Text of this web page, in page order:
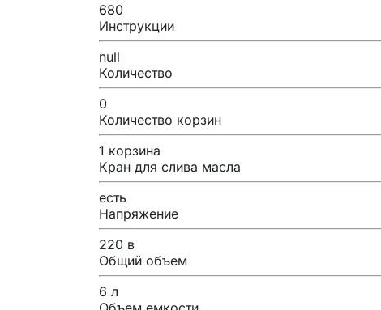
680
Инструкции
null
Количество
0
Количество корзин
1 корзина
Кран для слива масла
есть
Напряжение
220 в
Общий объем
6 л